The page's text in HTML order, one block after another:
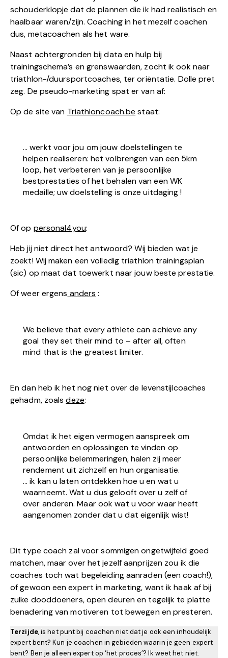
schouderklopje dat de plannen die ik had realistisch en
haalbaar waren/zijn. Coaching in het mezelf coachen
dus, metacoachen als het ware.
Naast achtergronden bij data en hulp bij
trainingschema’s en grenswaarden, zocht ik ook naar
triathlon-/duursportcoaches, ter oriëntatie. Dolle pret
zeg. De pseudo-marketing spat er van af:
Op de site van Triathloncoach.be staat:
… werkt voor jou om jouw doelstellingen te
helpen realiseren: het volbrengen van een 5km
loop, het verbeteren van je persoonlijke
bestprestaties of het behalen van een WK
medaille; uw doelstelling is onze uitdaging !
Of op personal4you:
Heb jij niet direct het antwoord? Wij bieden wat je
zoekt! Wij maken een volledig triathlon trainingsplan
(sic) op maat dat toewerkt naar jouw beste prestatie.
Of weer ergens anders :
We believe that every athlete can achieve any
goal they set their mind to – after all, often
mind that is the greatest limiter.
En dan heb ik het nog niet over de levenstijlcoaches
gehadm, zoalsdeze:
Omdat ik het eigen vermogen aanspreek om
antwoorden en oplossingen te vinden op
persoonlijke belemmeringen, halen zij meer
rendement uit zichzelf en hun organisatie.
… ik kan u laten ontdekken hoe u en wat u
waarneemt. Wat u dus gelooft over u zelf of
over anderen. Maar ook wat u voor waar heeft
aangenomen zonder dat u dat eigenlijk wist!
Dit type coach zal voor sommigen ongetwijfeld goed
matchen, maar over het jezelf aanprijzen zou ik die
coaches toch wat begeleiding aanraden (een coach!),
of gewoon een expert in marketing, want ik haak af bij
zulke dooddoeners, open deuren en tegelijk te platte
benadering van motiveren tot bewegen en presteren.
Terzijde, is het punt bij coachen niet dat je ook een inhoudelijk
expert bent? Kun je coachen in gebieden waarin je geen expert
bent? Ben je alleen expert op ‘het proces’? Ik weet het niet.